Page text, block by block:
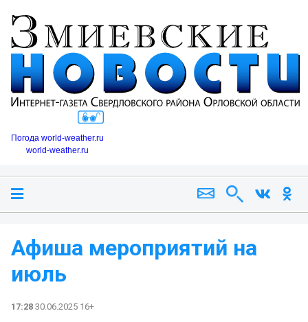
Погода world-weather.ru
world-weather.ru
Афиша мероприятий на
июль
17:28 30.06.2025 16+